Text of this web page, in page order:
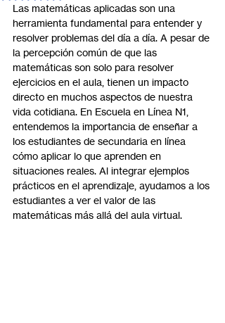
Las matemáticas aplicadas son una
herramienta fundamental para entender y
resolver problemas del día a día. A pesar de
la percepción común de que las
matemáticas son solo para resolver
ejercicios en el aula, tienen un impacto
directo en muchos aspectos de nuestra
vida cotidiana. En Escuela en Línea N1,
entendemos la importancia de enseñar a
los estudiantes de secundaria en línea
cómo aplicar lo que aprenden en
situaciones reales. Al integrar ejemplos
prácticos en el aprendizaje, ayudamos a los
estudiantes a ver el valor de las
matemáticas más allá del aula virtual.